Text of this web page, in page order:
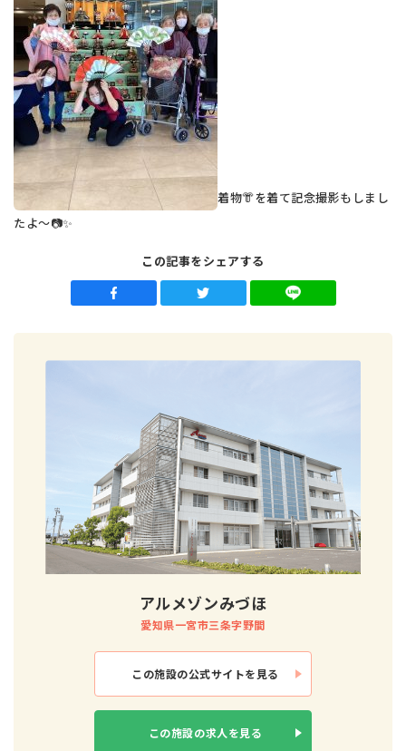
着物👘を着て記念撮影もしまし
たよ～📷✨
この記事をシェアする
アルメゾンみづほ
愛知県一宮市三条字野間
この施設の公式サイトを見る
この施設の求人を見る